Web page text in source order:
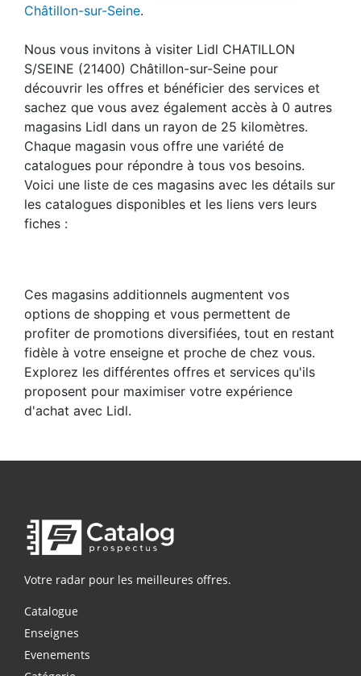
Châtillon-sur-Seine.
Nous vous invitons à visiter Lidl CHATILLON
S/SEINE (21400) Châtillon-sur-Seine pour
découvrir les offres et bénéficier des services et
sachez que vous avez également accès à 0 autres
magasins Lidl dans un rayon de 25 kilomètres.
Chaque magasin vous offre une variété de
catalogues pour répondre à tous vos besoins.
Voici une liste de ces magasins avec les détails sur
les catalogues disponibles et les liens vers leurs
fiches :
Ces magasins additionnels augmentent vos
options de shopping et vous permettent de
profiter de promotions diversifiées, tout en restant
fidèle à votre enseigne et proche de chez vous.
Explorez les différentes offres et services qu'ils
proposent pour maximiser votre expérience
d'achat avec Lidl.
Votre radar pour les meilleures offres.
Catalogue
Enseignes
Evenements